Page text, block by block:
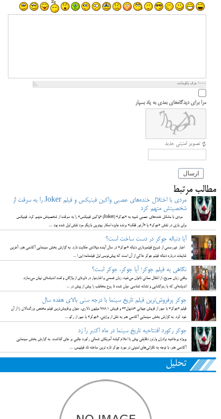
1000 حرف باقیمانده
مرا برای دیدگاه‌های بعدی به یاد بسپار
تصویر امنیتی جدید
ارسال
مطالب مرتبط
مردی با اختلال خنده‌های عصبی واکین فینیکس و فیلم Joker را به سرقت از
شخصیتش متهم کرد
مردی با مشکل خنده‌های عصبی شبیه به «جوکر» (Joker) «واکین فینیکس» را به سرقت از شخصیتش متهم کرد. فینیکس
برای بازی در نقش «جوکر» یا «آرتور فلک» برنده جایزه اسکار بهترین بازیگر مرد نقش اول شده بود. ...
آیا دنباله جوکر در دست ساخت است؟
اخبار غیررسمی از شروع فیلمبرداری دنباله «جوکر» در سال آینده میلادی حکایت دارد. به گزارش بخش سینمایی آکادمی هنر، آخرین
شایعات درباره دنباله فیلم جوکر حاکی از آن است که پیش‌نویس اول فیلمنامه این ا ...
نگاهی به فیلم جوکر؛ آیا جوکر، جوکر است؟
وقتی زبان صریح، از انتقال معانی ناتوان می‌شود، زبان ضمنی و اشاره‌وار در دایره‌ای از واژگان و لغت اندیشه‌ای نهان می‌سازد.
اندیشه‌ای که با رمزگشایی و نشانه شناسی عیان شده تا روح مخاطب را بیش از پیش در ...
جوکر پرفروش‌ترین فیلم تاریخ سینما با درجه سنی بالای هفده سال
فیلم «جوکر» با عبور از فروش جهانی «ددپول۲» و فروش ۷۸۸.۱ میلیون دلاری، عنوان پرفروش‌ترین فیلم مختص بزرگسالان را از آن
خود کرد. به گزارش بخش سینمایی آکادمی هنر به نقل از ورایتی، «جوکر» با عبور از رکو ...
جوکر رکورد افتتاحیه تاریخ سینما در ماه اکتبر را زد
پروژه پرحاشیه برادران وارنرز دقایقی پیش با اعلام گیشه آمریکای شمالی رکورد جالبی بر جای گذاشت. به گزارش بخش سینمایی
آکادمی هنر، با توجه به نگرانی‌های امنیتی در مورد جوکر تازه ترین ساخته تاد فیلیپس، ...
تحلیل